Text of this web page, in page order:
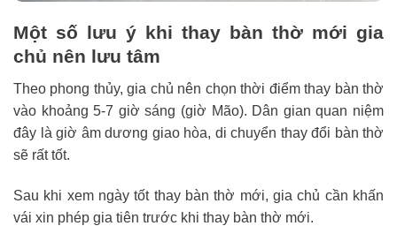
Một số lưu ý khi thay bàn thờ mới gia
chủ nên lưu tâm
Theo phong thủy, gia chủ nên chọn thời điểm thay bàn thờ
vào khoảng 5-7 giờ sáng (giờ Mão). Dân gian quan niệm
đây là giờ âm dương giao hòa, di chuyển thay đổi bàn thờ
sẽ rất tốt.
Sau khi xem ngày tốt thay bàn thờ mới, gia chủ cần khấn
vái xin phép gia tiên trước khi thay bàn thờ mới.